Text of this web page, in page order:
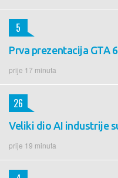
Prva prezentacija GTA
prije 17 minuta
5
Veliki dio AI industrije
prije 19 minuta
26